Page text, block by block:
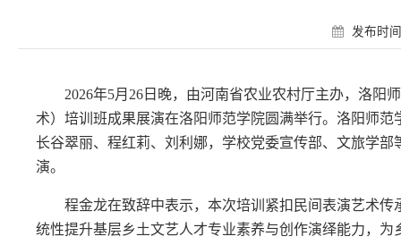
发布时
2026年5月26日晚，由河南省农业农村厅主办，洛阳
术）培训班成果展演在洛阳师范学院圆满举行。洛阳师范
长谷翠丽、程红莉、刘利娜， 学校党委宣传部、文旅学部
演。
程金龙在致辞中表示， 本次培训紧扣民间表演艺术传
统性提升基层乡土文艺人才专业素养与创作演绎能力，